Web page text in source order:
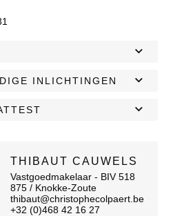
INLICHTINGEN
THIBAUT CAUWELS
Vastgoedmakelaar - BIV 518
875 / Knokke-Zoute
thibaut@christophecolpaert.be
+32 (0)468 42 16 27